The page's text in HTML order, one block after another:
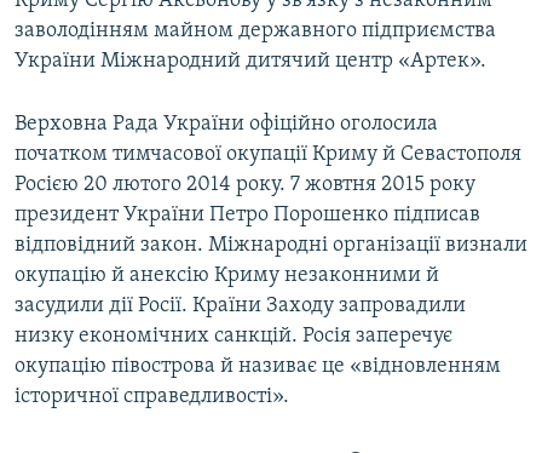
заволодінням майном державного підприємства
України Міжнародний дитячий центр «Артек».
Верховна Рада України офіційно оголосила
початком тимчасової окупації Криму й Севастополя
Росією 20 лютого 2014 року. 7 жовтня 2015 року
президент України Петро Порошенко підписав
відповідний закон. Міжнародні організації визнали
окупацію й анексію Криму незаконними й
засудили дії Росії. Країни Заходу запровадили
низку економічних санкцій. Росія заперечує
окупацію півострова й називає це «відновленням
історичної справедливості».